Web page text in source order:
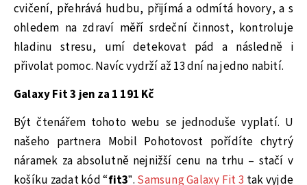
cvičení, přehrává hudbu, přijímá a odmítá hovory, a s
ohledem na zdraví měří srdeční činnost, kontroluje
hladinu stresu, umí detekovat pád a následně i
přivolat pomoc. Navíc vydrží až 13 dní na jedno nabití.
Galaxy Fit 3 jen za 1 191 Kč
Být čtenářem tohoto webu se jednoduše vyplatí. U
našeho partnera Mobil Pohotovost pořídíte chytrý
náramek za absolutně nejnižší cenu na trhu – stačí v
košíku zadat kód “fit3”. Samsung Galaxy Fit 3 tak vyjde